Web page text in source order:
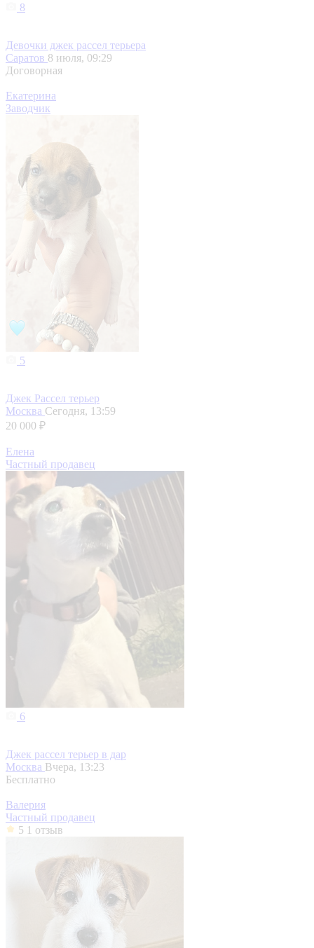
8
Девочки джек рассел терьера
Саратов 8 июля, 09:29
Договорная
Екатерина
Заводчик
5
Джек Рассел терьер
Москва Сегодня, 13:59
20 000 ₽
Елена
Частный продавец
6
Джек рассел терьер в дар
Москва Вчера, 13:23
Бесплатно
Валерия
Частный продавец
5 1 отзыв